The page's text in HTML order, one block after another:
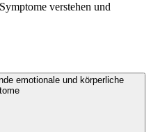
verstehen und
emotionale und körperliche